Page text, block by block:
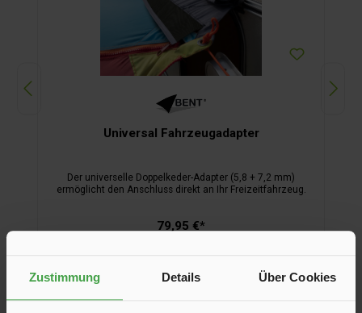
Zustimmung Details Über Cookies
Universal Fahrzeugadapter
Der universelle Doppelkeder-Adapter (5,8 + 7,2 mm)
ermöglicht den Anschluss direkt an Ihr Freizeitfahrzeug.
79,95 €*